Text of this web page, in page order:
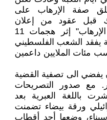
صفة الإرهاب على
قبل عقود من إعلان
الولايات المتحدة حربها "ضد الإرهاب" إثر هجمات 11
يفقد الشعب الفلسطيني
مئات الملايين داعمين
يفضي الى تصفية القضية
مع صدور التصريحات
باللغة العبرية بعد
ورقة بيضاء تضمنت
وضعها أحد أقطاب